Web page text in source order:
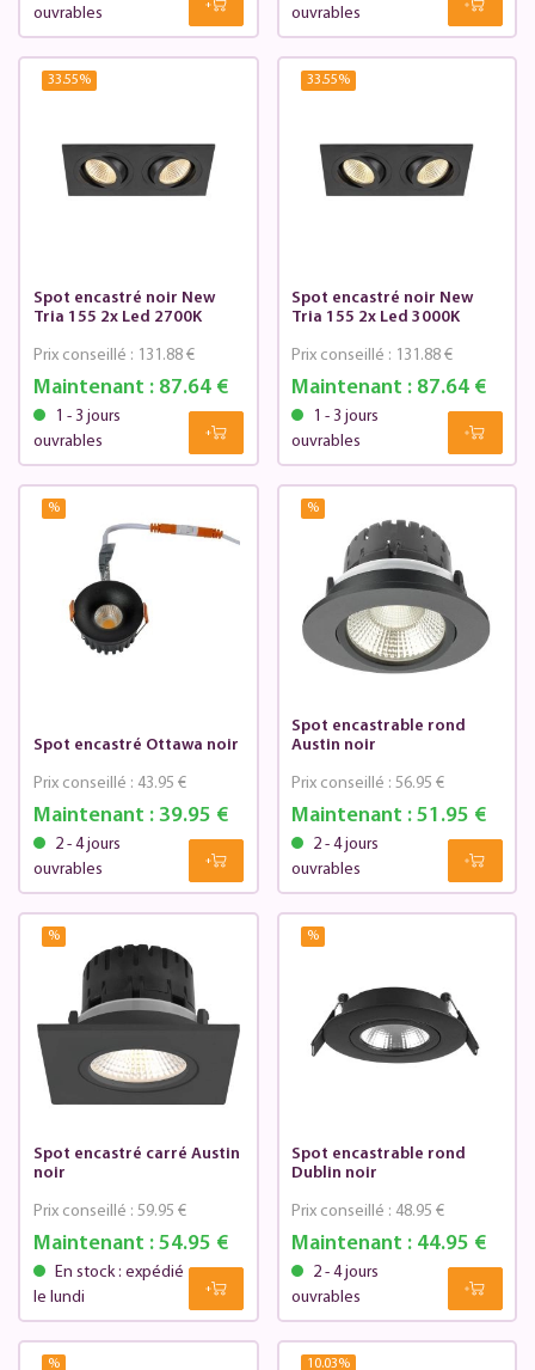
ouvrables
ouvrables
33.55%
Spot encastré noir New
Tria 155 2x Led 2700K
Maintenant :87.64 €
Prix conseillé : 131.88 €
1 - 3 jours
ouvrables
33.55%
Spot encastré noir New
Tria 155 2x Led 3000K
Maintenant : 87.64 €
Prix conseillé : 131.88 €
1 - 3 jours
ouvrables
%
Spot encastré Ottawa noir
Maintenant :39.95 €
Prix conseillé : 43.95 €
2 - 4 jours
ouvrables
%
Spot encastrable rond
Austin noir
Maintenant : 51.95 €
Prix conseillé : 56.95 €
2 - 4 jours
ouvrables
%
Spot encastré carré Austin
noir
Maintenant :54.95 €
Prix conseillé : 59.95 €
En stock : expédié
le lundi
%
Spot encastrable rond
Dublin noir
Maintenant : 44.95 €
Prix conseillé : 48.95 €
2 - 4 jours
ouvrables
% 10.03%